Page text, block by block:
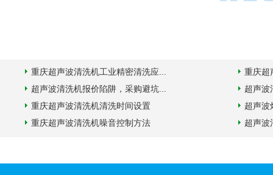
重庆超声波清洗机工业精密清洗应...
重庆超
超声波清洗机报价陷阱，采购避坑...
超声波
重庆超声波清洗机清洗时间设置
超声波
重庆超声波清洗机噪音控制方法
超声波